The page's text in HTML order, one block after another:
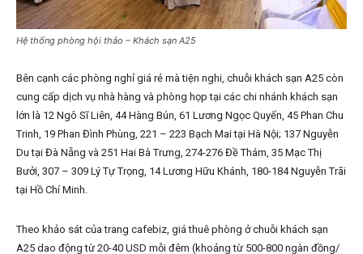
Hệ thống phòng hội thảo – Khách sạn A25
Bên cạnh các phòng nghỉ giá rẻ mà tiện nghi, chuỗi khách sạn A25 còn
cung cấp dịch vụ nhà hàng và phòng họp tại các chi nhánh khách sạn
lớn là 12 Ngô Sĩ Liên, 44 Hàng Bún, 61 Lương Ngọc Quyến, 45 Phan Chu
Trinh, 19 Phan Đình Phùng, 221 – 223 Bạch Mai tại Hà Nội; 137 Nguyễn
Du tại Đà Nẵng và 251 Hai Bà Trưng, 274-276 Đề Thám, 35 Mạc Thị
Bưởi, 307 – 309 Lý Tự Trọng, 14 Lương Hữu Khánh, 180-184 Nguyễn Trãi
tại Hồ Chí Minh.
Theo khảo sát của trang cafebiz, giá thuê phòng ở chuỗi khách sạn
A25 dao động từ 20-40 USD mỗi đêm (khoảng từ 500-800 ngàn đồng/